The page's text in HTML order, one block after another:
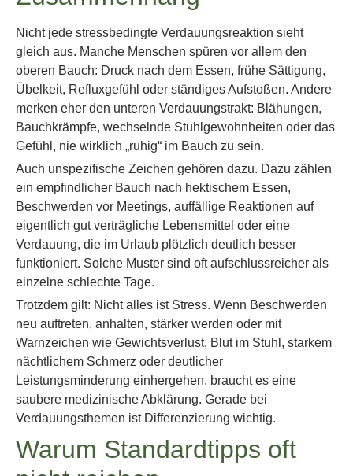
Nicht jede stressbedingte Verdauungsreaktion sieht
gleich aus. Manche Menschen spüren vor allem den
oberen Bauch: Druck nach dem Essen, frühe Sättigung,
Übelkeit, Refluxgefühl oder ständiges Aufstoßen. Andere
merken eher den unteren Verdauungstrakt: Blähungen,
Bauchkrämpfe, wechselnde Stuhlgewohnheiten oder das
Gefühl, nie wirklich „ruhig“ im Bauch zu sein.
Auch unspezifische Zeichen gehören dazu. Dazu zählen
ein empfindlicher Bauch nach hektischem Essen,
Beschwerden vor Meetings, auffällige Reaktionen auf
eigentlich gut verträgliche Lebensmittel oder eine
Verdauung, die im Urlaub plötzlich deutlich besser
funktioniert. Solche Muster sind oft aufschlussreicher als
einzelne schlechte Tage.
Trotzdem gilt: Nicht alles ist Stress. Wenn Beschwerden
neu auftreten, anhalten, stärker werden oder mit
Warnzeichen wie Gewichtsverlust, Blut im Stuhl, starkem
nächtlichem Schmerz oder deutlicher
Leistungsminderung einhergehen, braucht es eine
saubere medizinische Abklärung. Gerade bei
Verdauungsthemen ist Differenzierung wichtig.
Warum Standardtipps oft